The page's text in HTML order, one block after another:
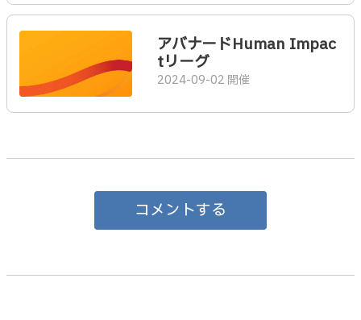
アバナードHuman Impac
tリーグ
2024-09-02 開催
コメントする